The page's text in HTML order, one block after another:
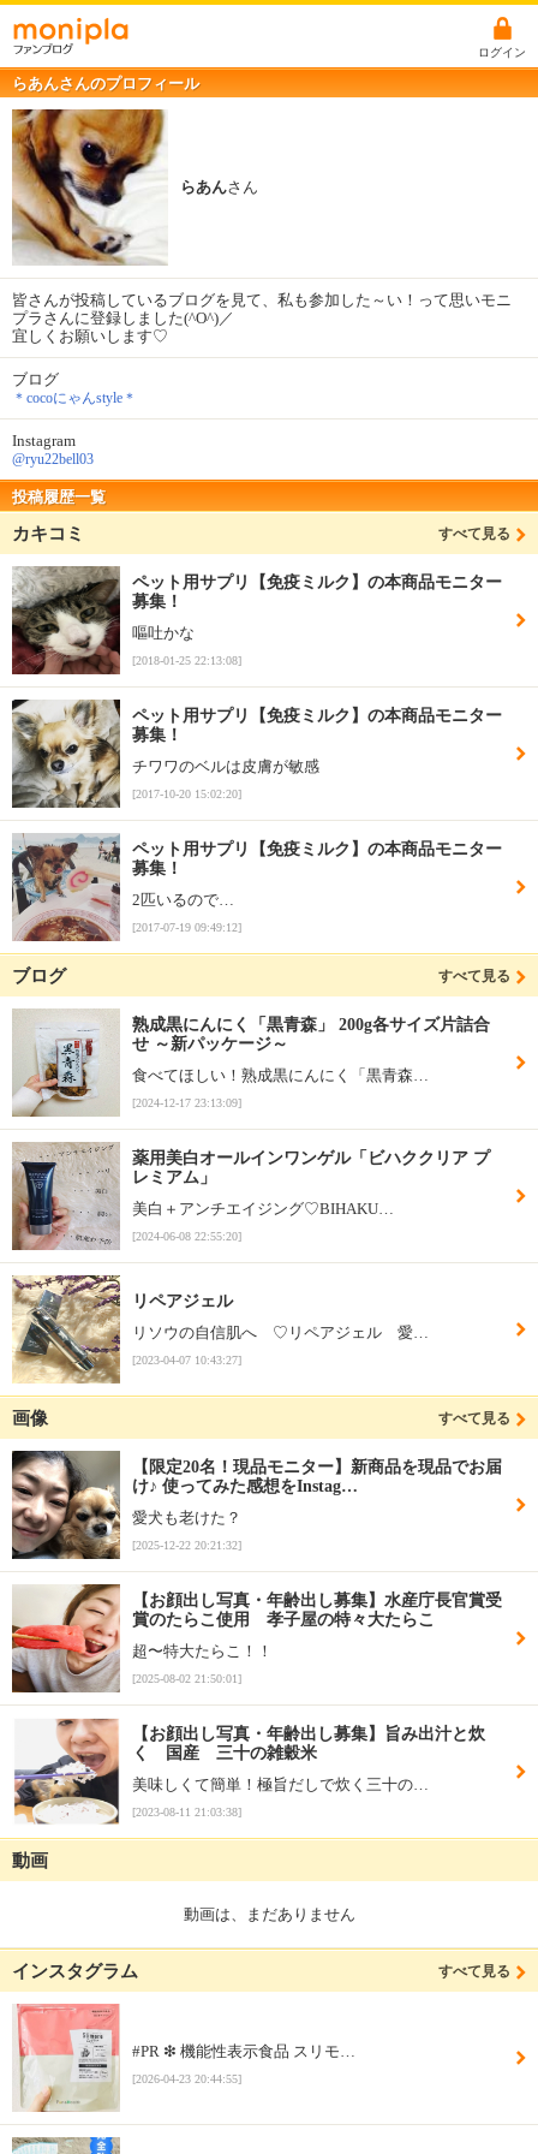
ログイン
らあんさんのプロフィール
らあんさん
皆さんが投稿しているブログを見て、私も参加した～い！って思いモニ
プラさんに登録しました(^O^)／
宜しくお願いします♡
ブログ
＊cocoにゃんstyle＊
Instagram
@ryu22bell03
投稿履歴一覧
カキコミ すべて見る
ペット用サプリ【免疫ミルク】の本商品モニター
募集！
嘔吐かな
[2018-01-25 22:13:08]
ペット用サプリ【免疫ミルク】の本商品モニター
募集！
チワワのベルは皮膚が敏感
[2017-10-20 15:02:20]
ペット用サプリ【免疫ミルク】の本商品モニター
募集！
2匹いるので…
[2017-07-19 09:49:12]
ブログ すべて見る
熟成黒にんにく「黒青森」 200g各サイズ片詰合
せ ～新パッケージ～
食べてほしい！熟成黒にんにく「黒青森…
[2024-12-17 23:13:09]
薬用美白オールインワンゲル「ビハククリア プ
レミアム」
美白＋アンチエイジング♡BIHAKU…
[2024-06-08 22:55:20]
リペアジェル
リソウの自信肌へ ♡リペアジェル 愛…
[2023-04-07 10:43:27]
画像 すべて見る
【限定20名！現品モニター】新商品を現品でお届
け♪ 使ってみた感想をInstag…
愛犬も老けた？
[2025-12-22 20:21:32]
【お顔出し写真・年齢出し募集】水産庁長官賞受
賞のたらこ使用 孝子屋の特々大たらこ
超〜特大たらこ！！
[2025-08-02 21:50:01]
【お顔出し写真・年齢出し募集】旨み出汁と炊
く 国産 三十の雑穀米
美味しくて簡単！極旨だしで炊く三十の…
[2023-08-11 21:03:38]
動画
動画は、まだありません
インスタグラム すべて見る
#PR ❇︎ 機能性表示食品 スリモ…
[2026-04-23 20:44:55]